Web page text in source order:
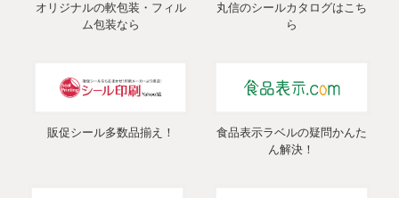
オリジナルの軟包装・フィル
ム包装なら
丸信のシールカタログはこち
ら
販促シール多数品揃え！
食品表示ラベルの疑問かんた
ん解決！